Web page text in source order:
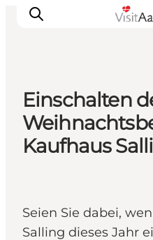
Sehen und
Veranstaltungen
Städte und
Einschalten
Kaufhaus
Seien Sie dabei,
Salling dieses Jahr